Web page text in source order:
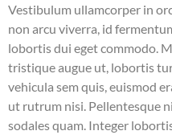
Vestibulum ullamcorper in
non arcu viverra, id
lobortis dui eget commodo.
tristique augue ut, lobortis
vehicula sem quis, euismod
ut rutrum nisi. Pellentesque
sodales quam. Integer